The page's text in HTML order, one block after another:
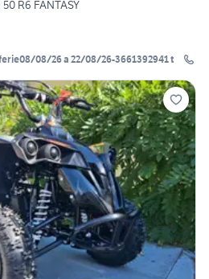
R6 FANTASY
ferie08/08/26 a 22/08/26-3661392941 t